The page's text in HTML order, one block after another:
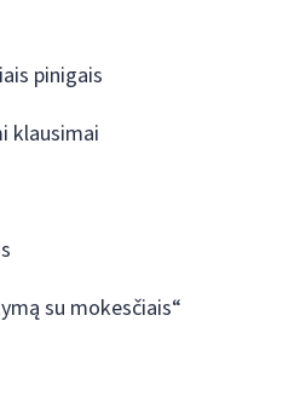
pinigais
klausimai
su mokesčiais“